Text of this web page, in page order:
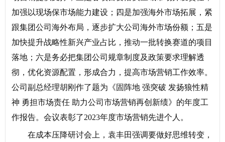
加强以现场保市场能力建设；四是加强海外市场拓展，紧
跟集团公司海外布局，逐步扩大公司海外市场份额；五是
加快提升战略性新兴产业占比，推动一批转换赛道的项目
落地；六是务必把集团公司规章制度及政策要求理解透
彻，优化资源配置，形成合力，提高市场营销工作效率。
公司副总经理胡刚作了题为《固阵地 强突破 发扬狼性精
神 勇担市场责任 助力公司市场营销再创新绩》的年度工
作报告。会议表彰了2023年度市场营销先进个人。
在成本压降研讨会上，袁丰田强调要做好思维转变，